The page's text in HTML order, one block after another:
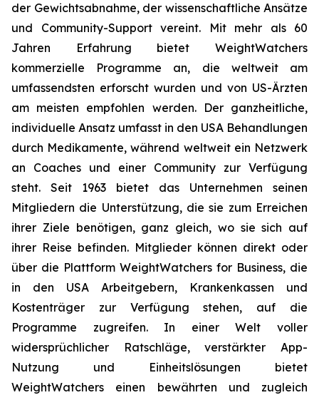
der Gewichtsabnahme, der wissenschaftliche Ansätze
und Community-Support vereint. Mit mehr als 60
Jahren Erfahrung bietet WeightWatchers
kommerzielle Programme an, die weltweit am
umfassendsten erforscht wurden und von US-Ärzten
am meisten empfohlen werden. Der ganzheitliche,
individuelle Ansatz umfasst in den USA Behandlungen
durch Medikamente, während weltweit ein Netzwerk
an Coaches und einer Community zur Verfügung
steht. Seit 1963 bietet das Unternehmen seinen
Mitgliedern die Unterstützung, die sie zum Erreichen
ihrer Ziele benötigen, ganz gleich, wo sie sich auf
ihrer Reise befinden. Mitglieder können direkt oder
über die Plattform WeightWatchers for Business, die
in den USA Arbeitgebern, Krankenkassen und
Kostenträger zur Verfügung stehen, auf die
Programme zugreifen. In einer Welt voller
widersprüchlicher Ratschläge, verstärkter App-
Nutzung und Einheitslösungen bietet
WeightWatchers einen bewährten und zugleich